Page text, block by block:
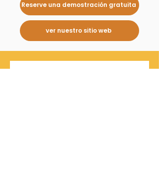
Reserve una demostración gratuita
ver nuestro sitio web